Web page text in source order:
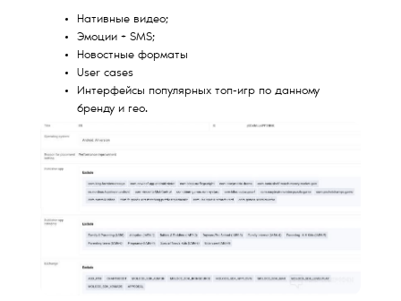
Нативные видео;
Эмоции + SMS;
Новостные форматы
User cases
Интерфейсы популярных топ-игр по данному
бренду и гео.